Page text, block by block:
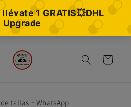
Carrito
tallas + WhatsApp